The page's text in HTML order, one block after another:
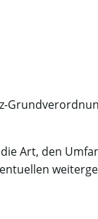
Art, den